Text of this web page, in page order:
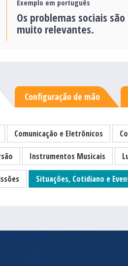
Exemplo em português
Os problemas sociais são
muito relevantes.
Configuração de mão
Comunicação e Eletrônicos
Instrumentos Musicais
Situações, Cotidiano e